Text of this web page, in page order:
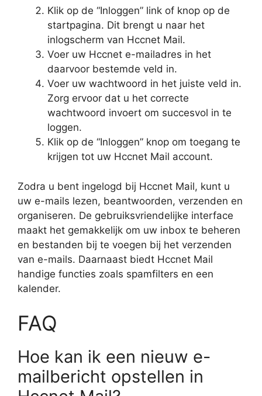
Klik op de “Inloggen” link of knop op de
startpagina. Dit brengt u naar het
inlogscherm van Hccnet Mail.
Voer uw Hccnet e-mailadres in het
daarvoor bestemde veld in.
Voer uw wachtwoord in het juiste veld in.
Zorg ervoor dat u het correcte
wachtwoord invoert om succesvol in te
loggen.
Klik op de “Inloggen” knop om toegang te
krijgen tot uw Hccnet Mail account.
Zodra u bent ingelogd bij Hccnet Mail, kunt u
uw e-mails lezen, beantwoorden, verzenden en
organiseren. De gebruiksvriendelijke interface
maakt het gemakkelijk om uw inbox te beheren
en bestanden bij te voegen bij het verzenden
van e-mails. Daarnaast biedt Hccnet Mail
handige functies zoals spamfilters en een
kalender.
FAQ
Hoe kan ik een nieuw e-
mailbericht opstellen in